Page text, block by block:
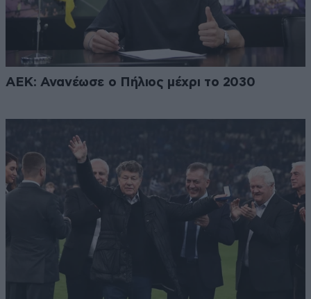
ΑΕΚ: Ανανέωσε ο Πήλιος μέχρι το 2030